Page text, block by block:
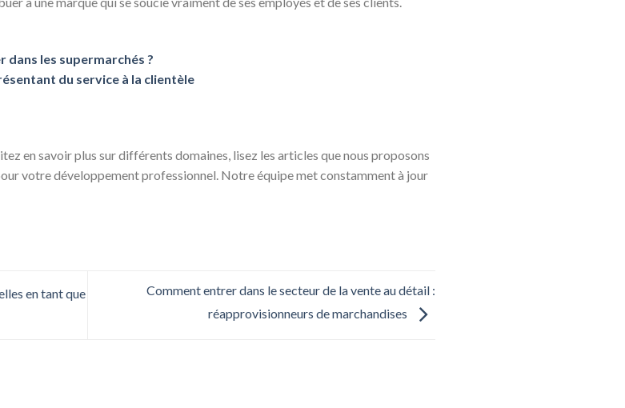
dans les supermarchés ?
du service à la clientèle
en savoir plus sur différents domaines, lisez les articles que nous proposons
votre développement professionnel. Notre équipe met constamment à jour
en tant que
Comment entrer dans le secteur de la vente au détail :
réapprovisionneurs de marchandises